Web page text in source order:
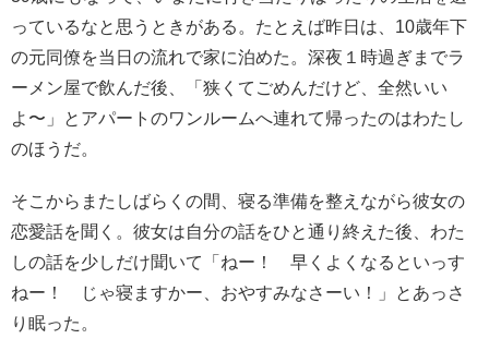
っているなと思うときがある。たとえば昨日は、10歳年下
の元同僚を当日の流れで家に泊めた。深夜１時過ぎまでラ
ーメン屋で飲んだ後、「狭くてごめんだけど、全然いい
よ〜」とアパートのワンルームへ連れて帰ったのはわたし
のほうだ。
そこからまたしばらくの間、寝る準備を整えながら彼女の
恋愛話を聞く。彼女は自分の話をひと通り終えた後、わた
しの話を少しだけ聞いて「ねー！ 早くよくなるといっす
ねー！ じゃ寝ますかー、おやすみなさーい！」とあっさ
り眠った。